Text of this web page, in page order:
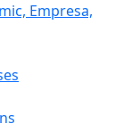
Empresa,